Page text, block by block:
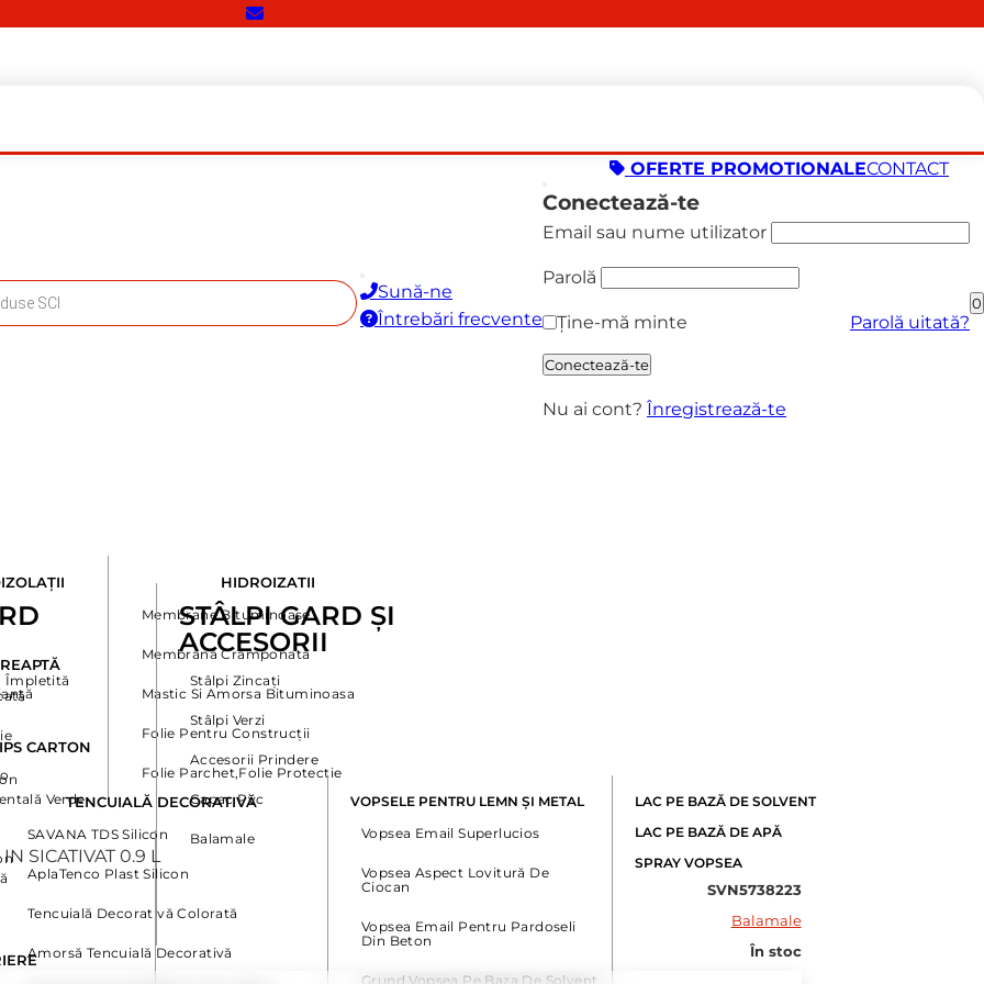
OFERTE PROMOTIONALECONTACT
Sună-ne
Întrebări frecvente
Conectează-te
Email sau nume utilizator
Parolă
Ține-mă minte Parolă uitată?
Conectează-te
Nu ai cont? Înregistrează-te
0
HIDROIZATII
Membrane Bituminoase
Membrană Cramponată
Mastic Si Amorsa Bituminoasa
Folie Pentru Construcții
Folie Parchet,Folie Protectie
Împletită
Verde
STÂLPI GARD ȘI
ACCESORII
Stâlpi Zincați
Stâlpi Verzi
Accesorii Prindere
Capac Pvc
Balamale
CARTON
TENCUIALĂ DECORATIVĂ
SAVANA TDS Silicon
AplaTenco Plast Silicon
Tencuială Decorativă Colorată
Amorsă Tencuială Decorativă
VOPSELE PENTRU LEMN ȘI METAL
Vopsea Email Superlucios
Vopsea Aspect Lovitură De
Ciocan
Vopsea Email Pentru Pardoseli
Din Beton
Grund Vopsea Pe Baza De Solvent
LAC PE BAZĂ DE SOLVENT
LAC PE BAZĂ DE APĂ
SPRAY VOPSEA
SVN5738223
Balamale
În stoc